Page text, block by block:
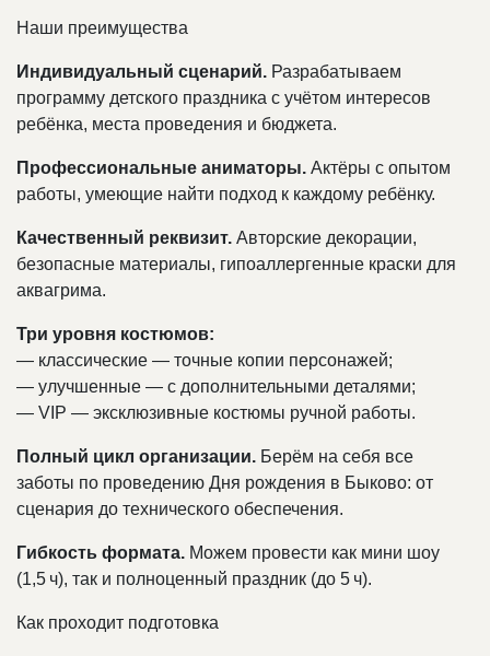
Наши преимущества
Индивидуальный сценарий. Разрабатываем
программу детского праздника с учётом интересов
ребёнка, места проведения и бюджета.
Профессиональные аниматоры. Актёры с опытом
работы, умеющие найти подход к каждому ребёнку.
Качественный реквизит. Авторские декорации,
безопасные материалы, гипоаллергенные краски для
аквагрима.
Три уровня костюмов:
— классические — точные копии персонажей;
— улучшенные — с дополнительными деталями;
— VIP — эксклюзивные костюмы ручной работы.
Полный цикл организации. Берём на себя все
заботы по проведению Дня рождения в Быково: от
сценария до технического обеспечения.
Гибкость формата. Можем провести как мини шоу
(1,5 ч), так и полноценный праздник (до 5 ч).
Как проходит подготовка